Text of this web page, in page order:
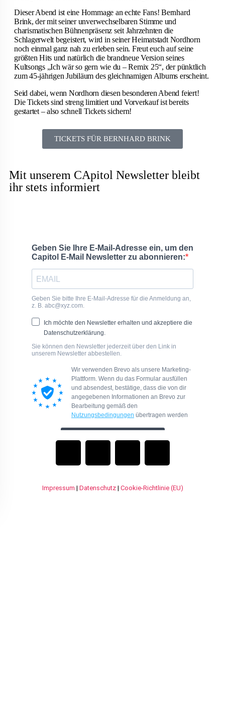
Dieser Abend ist eine Hommage an echte Fans! Bernhard
Brink, der mit seiner unverwechselbaren Stimme und
charismatischen Bühnenpräsenz seit Jahrzehnten die
Schlagerwelt begeistert, wird in seiner Heimatstadt Nordhorn
noch einmal ganz nah zu erleben sein. Freut euch auf seine
größten Hits und natürlich die brandneue Version seines
Kultsongs „Ich wär so gern wie du – Remix 25“, der pünktlich
zum 45-jährigen Jubiläum des gleichnamigen Albums erscheint.
Seid dabei, wenn Nordhorn diesen besonderen Abend feiert!
Die Tickets sind streng limitiert und Vorverkauf ist bereits
gestartet – also schnell Tickets sichern!
TICKETS FÜR BERNHARD BRINK
Mit unserem CApitol Newsletter bleibt
ihr stets informiert
Impressum | Datenschutz| Cookie-Richtlinie (EU)